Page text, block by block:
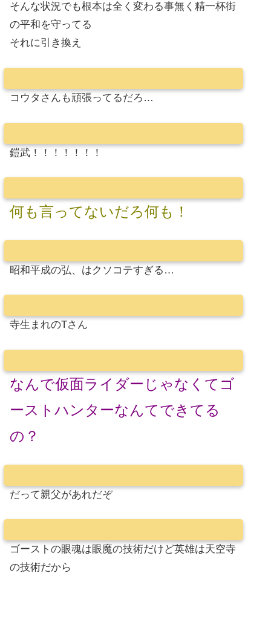
そんな状況でも根本は全く変わる事無く精一杯街
の平和を守ってる
それに引き換え
コウタさんも頑張ってるだろ…
鎧武！！！！！！！
何も言ってないだろ何も！
昭和平成の弘、はクソコテすぎる…
寺生まれのTさん
なんで仮面ライダーじゃなくてゴ
ーストハンターなんてできてる
の？
だって親父があれだぞ
ゴーストの眼魂は眼魔の技術だけど英雄は天空寺
の技術だから